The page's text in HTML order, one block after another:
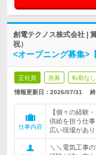
創電テクノス株式会社 |
祝）
<オープニング募集>
正社員 急募 転勤なし
情報更新日：2026/07/31
仕事内容
【個々の経験
供給を担う仕
広い現場があり
＼＼電気工事